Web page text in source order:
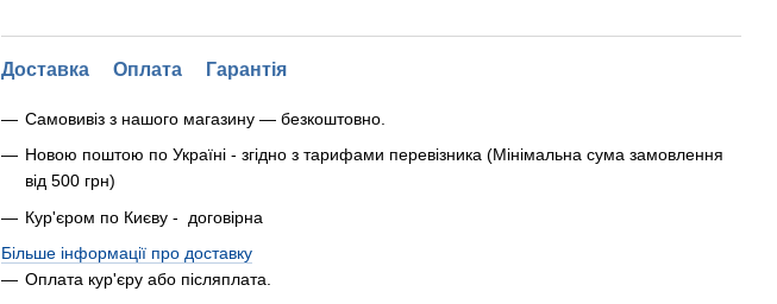
Доставка Оплата Гарантія
Самовивіз з нашого магазину — безкоштовно.
Новою поштою по Україні - згідно з тарифами перевізника (Мінімальна сума замовлення
від 500 грн)
Кур'єром по Києву - договірна
Більше інформації про доставку
Оплата кур'єру або післяплата.